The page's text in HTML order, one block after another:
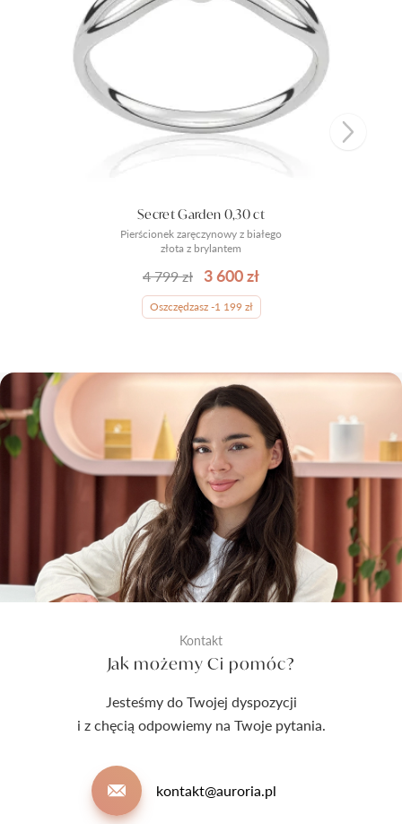
Pierścionek zaręczynowy z białego
złota z brylantem
Secret Garden 0,30 ct
4 799 zł 3 600 zł
Oszczędzasz -1 199 zł
Kontakt
Jak możemy Ci pomóc?
Jesteśmy do Twojej dyspozycji
i z chęcią odpowiemy na Twoje pytania.
kontakt@auroria.pl